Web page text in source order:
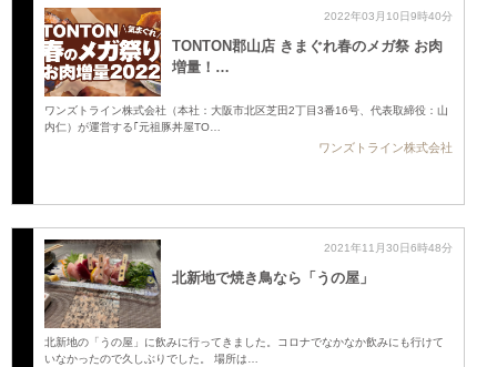
2022年03月10日9時40分
TONTON郡山店 きまぐれ春のメガ祭 お肉
増量！…
ワンズトライン株式会社（本社：大阪市北区芝田2丁目3番16号、代表取締役：山
内仁）が運営する｢元祖豚丼屋TO…
ワンズトライン株式会社
2021年11月30日6時48分
北新地で焼き鳥なら「うの屋」
北新地の「うの屋」に飲みに行ってきました。コロナでなかなか飲みにも行けて
いなかったので久しぶりでした。 場所は…